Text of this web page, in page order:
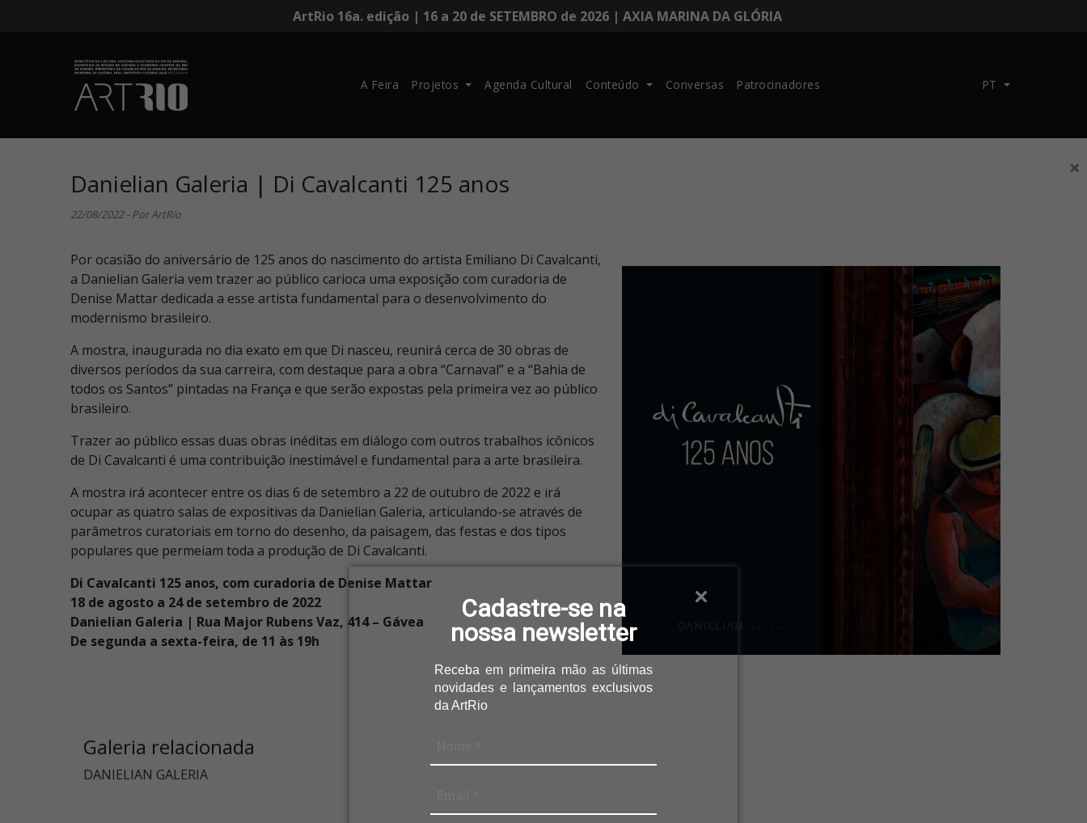
Cadastre-se na
nossa newsletter
Receba em primeira mão as últimas
novidades e lançamentos exclusivos
da ArtRio
ArtRio 16a. edição | 16 a 20 de SETEMBRO de 2026 | AXIA MARINA DA GLÓRIA
A Feira Projetos Agenda Cultural Conteúdo Conversas Patrocinadores PT
×
Danielian Galeria | Di Cavalcanti 125 anos
22/08/2022 - Por ArtRio
Por ocasião do aniversário de 125 anos do nascimento do artista Emiliano Di Cavalcanti,
a Danielian Galeria vem trazer ao público carioca uma exposição com curadoria de
Denise Mattar dedicada a esse artista fundamental para o desenvolvimento do
modernismo brasileiro.
A mostra, inaugurada no dia exato em que Di nasceu, reunirá cerca de 30 obras de
diversos períodos da sua carreira, com destaque para a obra “Carnaval” e a “Bahia de
todos os Santos” pintadas na França e que serão expostas pela primeira vez ao público
brasileiro.
Trazer ao público essas duas obras inéditas em diálogo com outros trabalhos icônicos
de Di Cavalcanti é uma contribuição inestimável e fundamental para a arte brasileira.
A mostra irá acontecer entre os dias 6 de setembro a 22 de outubro de 2022 e irá
ocupar as quatro salas de expositivas da Danielian Galeria, articulando-se através de
parâmetros curatoriais em torno do desenho, da paisagem, das festas e dos tipos
populares que permeiam toda a produção de Di Cavalcanti.
Di Cavalcanti 125 anos, com curadoria de Denise Mattar
18 de agosto a 24 de setembro de 2022
Danielian Galeria | Rua Major Rubens Vaz, 414 – Gávea
De segunda a sexta-feira, de 11 às 19h
Galeria relacionada
DANIELIAN GALERIA